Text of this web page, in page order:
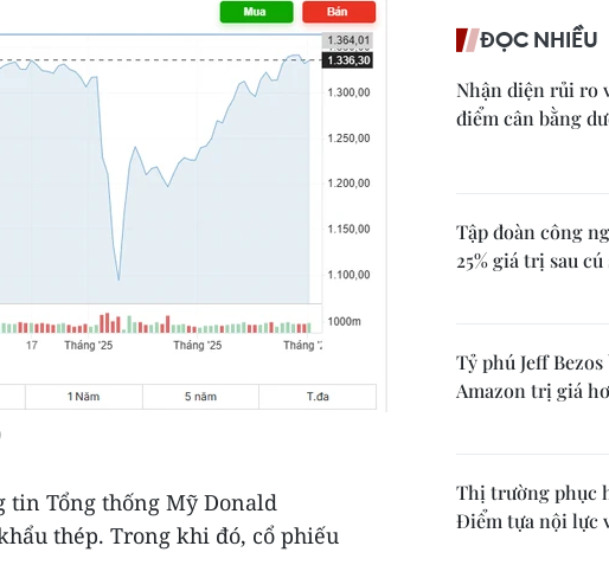
tin Tổng thống Mỹ Donald
thép. Trong khi đó, cổ phiếu
ĐỌC NHIỀU
Nhận diện rủi ro
điểm cân bằng
Tập đoàn công
25% giá trị sau cú
Tỷ phú Jeff
Amazon trị giá
Thị trường phục
Điểm tựa nội lực